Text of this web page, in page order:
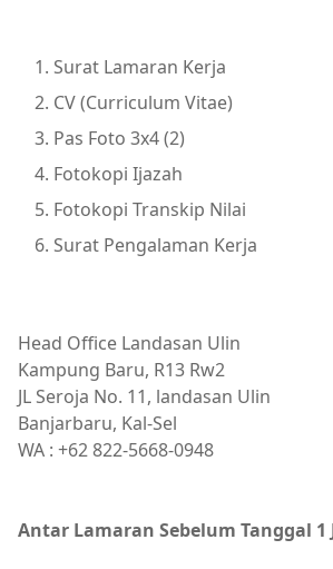
Surat Lamaran Kerja
CV (Curriculum Vitae)
Pas Foto 3x4 (2)
Fotokopi Ijazah
Fotokopi Transkip Nilai
Surat Pengalaman Kerja
Head Office Landasan Ulin
Kampung Baru, R13 Rw2
JL Seroja No. 11, landasan Ulin
Banjarbaru, Kal-Sel
WA : +62 822-5668-0948
Antar Lamaran Sebelum Tanggal 1